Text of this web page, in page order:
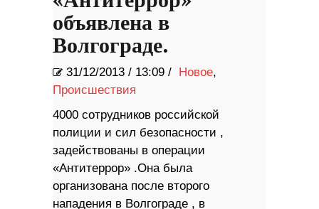
объявлена в
Волгограде.
31/12/2013 / 13:09 / Новое,
Происшествия
4000 сотрудников российской
полиции и сил безопасности ,
задействованы в операции
«Антитеррор» .Она была
организована после второго
нападения в Волгограде , в